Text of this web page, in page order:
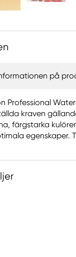
på
Professional
kraven
färgstarka
egenskaper.